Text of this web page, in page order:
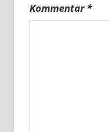
Kommentar*